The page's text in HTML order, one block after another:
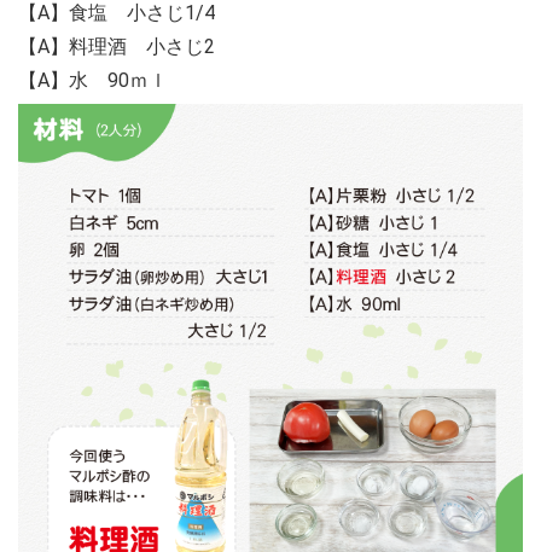
【A】食塩 小さじ1/4
【A】料理酒 小さじ2
【A】水 90ｍｌ